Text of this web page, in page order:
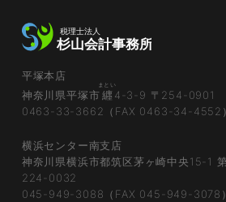
平塚本店
神奈川県平塚市纒
まとい
4-3-9 〒254-0901
0463-33-3662（FAX 0463-34-4552）
横浜センター南支店
神奈川県横浜市都筑区茅ヶ崎中央15-1
224-0032
045-949-3088（FAX 045-949-3078）